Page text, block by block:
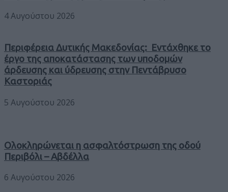
4 Αυγούστου 2026
Περιφέρεια Δυτικής Μακεδονίας: Εντάχθηκε το
έργο της αποκατάστασης των υποδομών
άρδευσης και ύδρευσης στην Πεντάβρυσο
Καστοριάς
5 Αυγούστου 2026
Ολοκληρώνεται η ασφαλτόστρωση της οδού
Περιβόλι – Αβδέλλα
6 Αυγούστου 2026